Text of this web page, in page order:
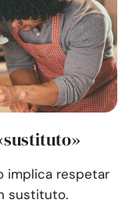
implica respetar
sustituto.